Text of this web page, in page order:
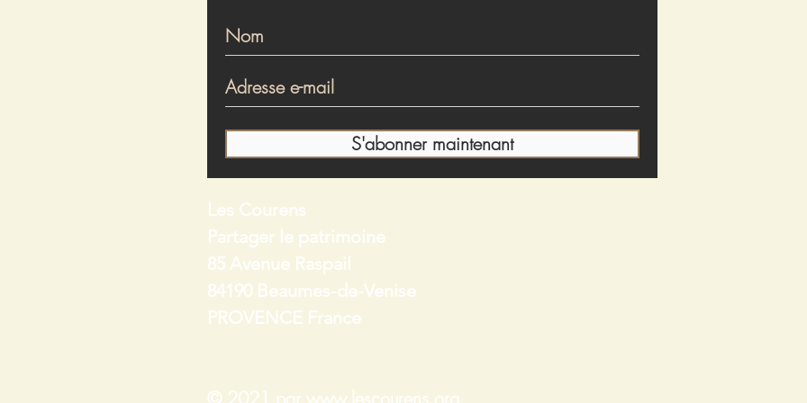
S'abonner maintenant
Les Courens
Partager le patrimoine
85 Avenue Raspail
84190 Beaumes-de-Venise
PROVENCE France
© 2021 par www.lescourens.org